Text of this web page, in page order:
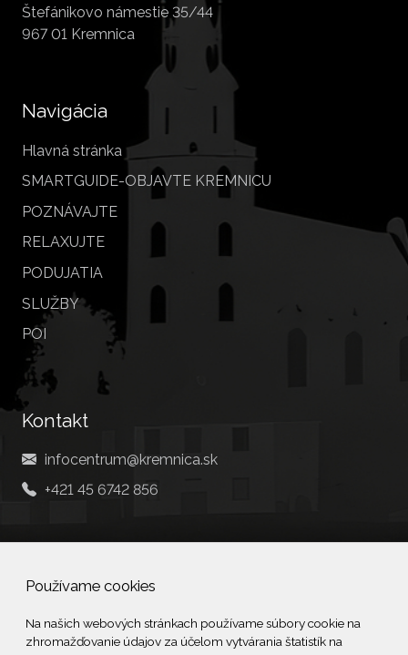
Používame cookies
Na našich webových stránkach používame súbory cookie na
zhromažďovanie údajov za účelom vytvárania štatistík na
Štefánikovo námestie 35/44
967 01 Kremnica
Navigácia
Hlavná stránka
SMARTGUIDE-OBJAVTE KREMNICU
POZNÁVAJTE
RELAXUJTE
PODUJATIA
SLUŽBY
POI
Kontakt
infocentrum@kremnica.sk
+421 45 6742 856
Social
Facebook